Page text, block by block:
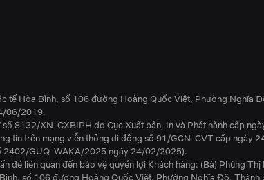
tế Hòa Bình, số 106 đường Hoàng Quốc Việt, Phường Nghĩa
06/2019.
8132/XN-CXBIPH do Cục Xuất bản, In và Phát hành cấp
tin trên mạng viễn thông di động số 91/GCN-CVT cấp ngày
2402/GUQ-WAKA/2025 ngày 24/02/2025).
đề liên quan đến bảo vệ quyền lợi Khách hàng: (Bà) Phùng
số 106 đường Hoàng Quốc Việt, Phường Nghĩa Đô, Thành